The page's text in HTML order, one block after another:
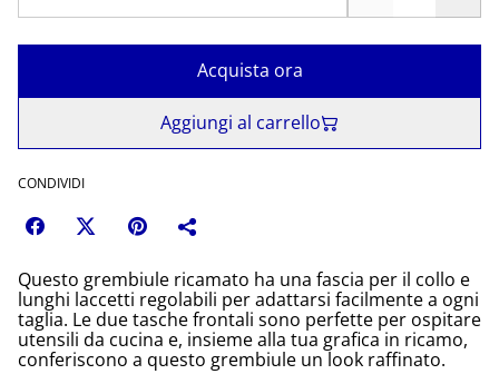
Acquista ora
Aggiungi al carrello
CONDIVIDI
Questo grembiule ricamato ha una fascia per il collo e
lunghi laccetti regolabili per adattarsi facilmente a ogni
taglia. Le due tasche frontali sono perfette per ospitare
utensili da cucina e, insieme alla tua grafica in ricamo,
conferiscono a questo grembiule un look raffinato.